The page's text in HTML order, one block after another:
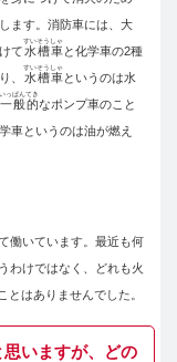
ます。消防車には、大
て水槽車
すいそうしゃ
と化学車の2種
、 水槽車
すいそうしゃ
というのは水
一般的
いっぱんてき
なポンプ車のこと
車というのは油が燃え
働いています。最近も何
わけではなく、どれも火
とはありませんでした。
いますが、どの